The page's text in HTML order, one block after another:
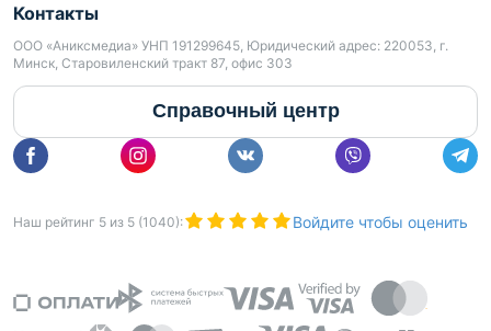
Контакты
ООО «Аниксмедиа» УНП 191299645, Юридический адрес: 220053, г.
Минск, Старовиленский тракт 87, офис 303
Справочный центр
Наш рейтинг 5 из 5 (1040): Войдите чтобы оценить